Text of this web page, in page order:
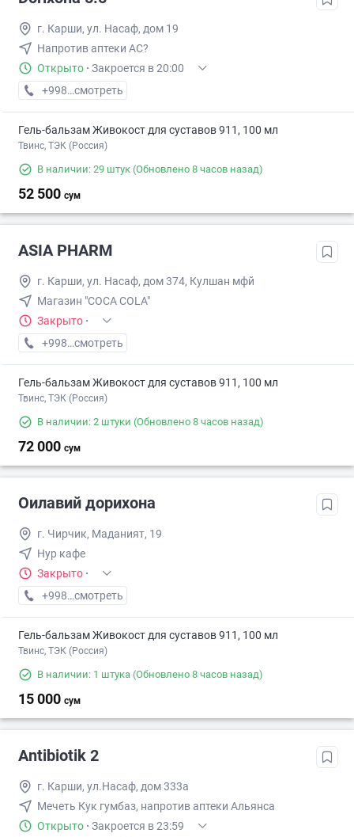
г. Карши, ул. Насаф, дом 19
Напротив аптеки АС?
Открыто · Закроется в 20:00
+998 (75) XXX-XX-XX
смотреть
Гель-бальзам Живокост для суставов 911, 100 мл
Твинс, ТЭК (Россия)
В наличии: 29 штук (Обновлено 8 часов назад)
52 500 сум
ASIA PHARM
г. Карши, ул. Насаф, дом 374, Кулшан мфй
Магазин "COCA COLA"
Закрыто ·
+998 (98) XXX-XX-XX
смотреть
Гель-бальзам Живокост для суставов 911, 100 мл
Твинс, ТЭК (Россия)
В наличии: 2 штуки (Обновлено 8 часов назад)
72 000 сум
Оилавий дорихона
г. Чирчик, Маданият, 19
Нур кафе
Закрыто ·
+998 (77) XXX-XX-XX
смотреть
Гель-бальзам Живокост для суставов 911, 100 мл
Твинс, ТЭК (Россия)
В наличии: 1 штука (Обновлено 8 часов назад)
15 000 сум
Antibiotik 2
г. Карши, ул.Насаф, дом 333а
Мечеть Кук гумбаз, напротив аптеки Альянса
Открыто · Закроется в 23:59